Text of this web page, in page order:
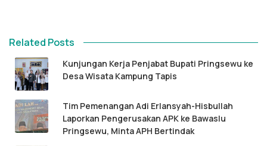
Related Posts
Kunjungan Kerja Penjabat Bupati Pringsewu ke
Desa Wisata Kampung Tapis
Tim Pemenangan Adi Erlansyah-Hisbullah
Laporkan Pengerusakan APK ke Bawaslu
Pringsewu, Minta APH Bertindak